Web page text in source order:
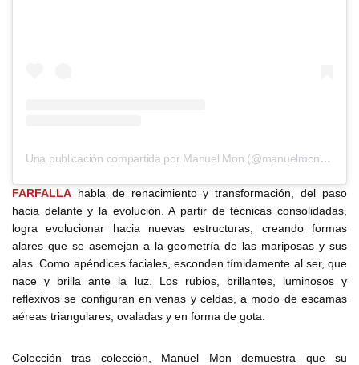
Una publicación compartida por Manuel Mon (@manuelmonoficial)
FARFALLA habla de renacimiento y transformación, del paso
hacia delante y la evolución. A partir de técnicas consolidadas,
logra evolucionar hacia nuevas estructuras, creando formas
alares que se asemejan a la geometría de las mariposas y sus
alas. Como apéndices faciales, esconden tímidamente al ser, que
nace y brilla ante la luz. Los rubios, brillantes, luminosos y
reflexivos se configuran en venas y celdas, a modo de escamas
aéreas triangulares, ovaladas y en forma de gota.
Colección tras colección, Manuel Mon demuestra que su